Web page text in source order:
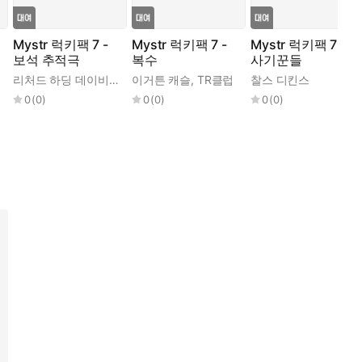
,마크 트웨인 ,니콜라이 바실레이비치 고골,기 드 모파상,너대니얼 호
Mystr 럭키팩 7 -
보석 추적극
리처드 하딩 데이비스 외 ,TR 클럽
0(0)
Mystr 럭키팩 7 -
복수
이거튼 캐슬, TR클럽
0(0)
Mystr 럭키팩 7 -
사기꾼들
찰스 디킨스
0(0)